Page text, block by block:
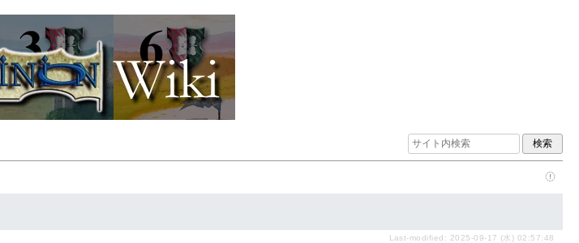
Last-modified: 2025-09-17 (水) 02:57:48